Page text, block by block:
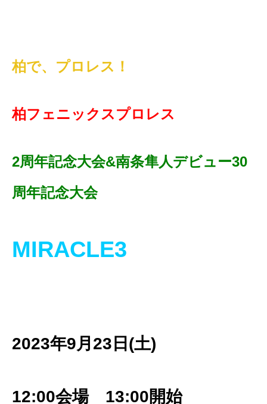
柏で、プロレス！
柏フェニックスプロレス
2周年記念大会&南条隼人デビュー30
周年記念大会
MIRACLE3
2023年9月23日(土)
12:00会場 13:00開始